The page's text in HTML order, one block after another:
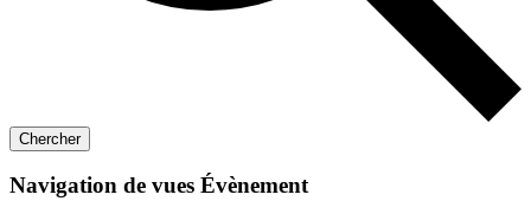
Chercher
Navigation de vues Évènement